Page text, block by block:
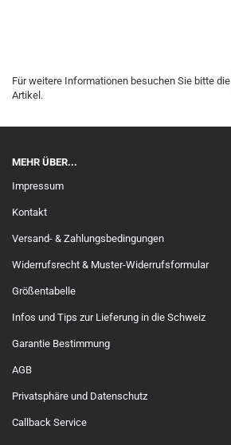
Für weitere Informationen besuchen Sie bitte die
Artikel.
MEHR ÜBER...
Impressum
Kontakt
Versand- & Zahlungsbedingungen
Widerrufsrecht & Muster-Widerrufsformular
Größentabelle
Infos und Tips zur Lieferung in die Schweiz
Garantie Bestimmung
AGB
Privatsphäre und Datenschutz
Callback Service